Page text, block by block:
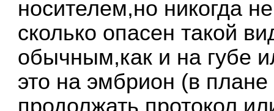
носителем,но никогда
сколько опасен такой
обычным,как и на губе
это на эмбрион (в
продолжать протокол